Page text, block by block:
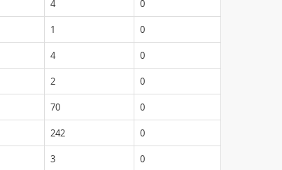
4 0
1 0
4 0
2 0
70 0
242 0
3 0